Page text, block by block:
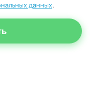
данных.